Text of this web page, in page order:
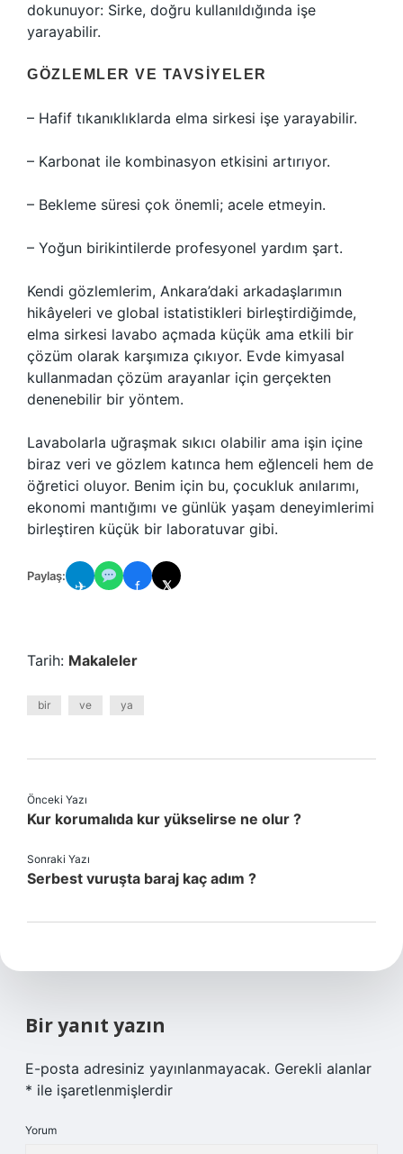
dokunuyor: Sirke, doğru kullanıldığında işe
yarayabilir.
GÖZLEMLER VE TAVSIYELER
– Hafif tıkanıklıklarda elma sirkesi işe yarayabilir.
– Karbonat ile kombinasyon etkisini artırıyor.
– Bekleme süresi çok önemli; acele etmeyin.
– Yoğun birikintilerde profesyonel yardım şart.
Kendi gözlemlerim, Ankara’daki arkadaşlarımın
hikâyeleri ve global istatistikleri birleştirdiğimde,
elma sirkesi lavabo açmada küçük ama etkili bir
çözüm olarak karşımıza çıkıyor. Evde kimyasal
kullanmadan çözüm arayanlar için gerçekten
denenebilir bir yöntem.
Lavabolarla uğraşmak sıkıcı olabilir ama işin içine
biraz veri ve gözlem katınca hem eğlenceli hem de
öğretici oluyor. Benim için bu, çocukluk anılarımı,
ekonomi mantığımı ve günlük yaşam deneyimlerimi
birleştiren küçük bir laboratuvar gibi.
Paylaş:
✈ f 𝕏
Tarih: Makaleler
bir ve ya
Önceki Yazı
Kur korumalıda kur yükselirse ne olur ?
Sonraki Yazı
Serbest vuruşta baraj kaç adım ?
Bir yanıt yazın
E-posta adresiniz yayınlanmayacak. Gerekli alanlar
* ile işaretlenmişlerdir
Yorum